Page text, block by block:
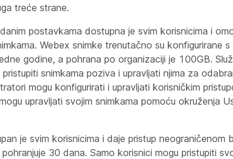
treće strane.
postavkama dostupna je svim korisnicima i
Webex snimke trenutačno su konfigurirane
godine, a pohrana po organizaciji je 100GB.
snimkama poziva i upravljati njima za
mogu konfigurirati i upravljati korisničkim
upravljati svojim snimkama pomoću okruženja
je svim korisnicima i daje pristup neograničenom
30 dana. Samo korisnici mogu pristupiti